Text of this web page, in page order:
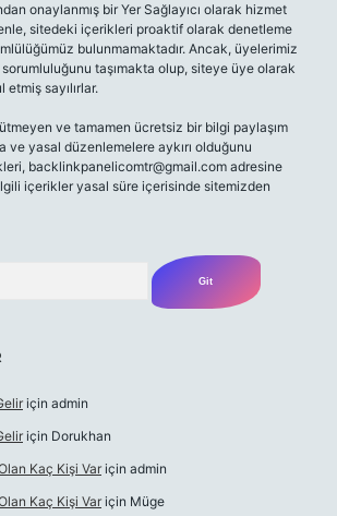
onaylanmış bir Yer Sağlayıcı olarak hizmet
sitedeki içerikleri proaktif olarak denetleme
bulunmamaktadır. Ancak, üyelerimiz
taşımakta olup, siteye üye olarak
sayılırlar.
ve tamamen ücretsiz bir bilgi paylaşım
ve yasal düzenlemelere aykırı olduğunu
backlinkpanelicomtr@gmail.com adresine
içerikler yasal süre içerisinde sitemizden
için admin
için Dorukhan
Kaç Kişi Var için admin
Kaç Kişi Var için Müge